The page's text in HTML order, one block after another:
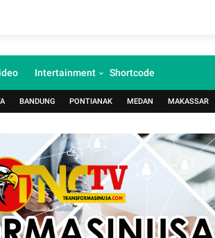
Intertainment Shortcode
BANDUNG PONTIANAK MEDAN MAKASSAR